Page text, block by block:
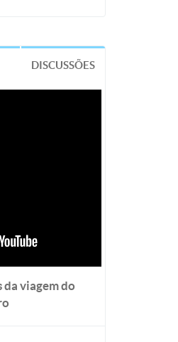
DISCUSSÕES
viagem do